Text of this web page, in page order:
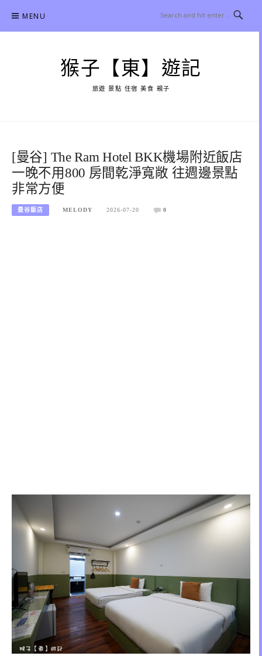
content
MENU
猴子【東】遊記
旅遊 景點 住宿 美食 親子
[曼谷] The Ram Hotel BKK機場附近飯店
一晚不用800 房間乾淨寬敞 往週邊景點
非常方便
曼谷飯店 MELODY 2026-07-20 0